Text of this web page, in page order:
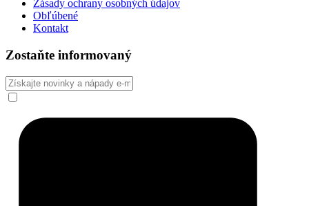
Zásady ochrany osobných údajov
Obľúbené
Kontakt
Zostaňte informovaný